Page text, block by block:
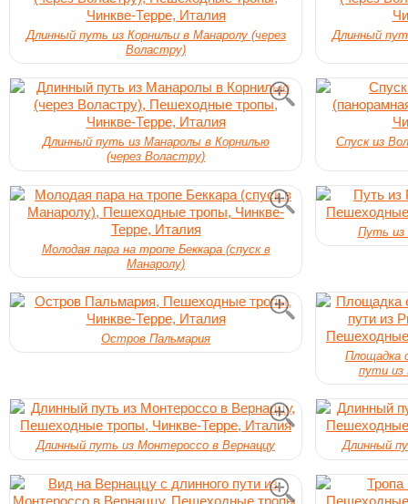
Длинный путь из Корнильи в Манаролу (через
Воластру)
Длинный
Длинный путь из Манаролы в Корнилью
(через Воластру)
Спуск из
Молодая пара на тропе Беккара (спуск в
Манаролу)
Путь из
Остров Пальмария
Площадка
пути из
Длинный путь из Монтероссо в Вернаццу Длинный